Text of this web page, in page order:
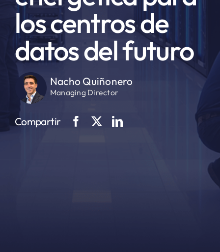
los centros de
datos del futuro
Nacho Quiñonero
Managing Director
Compartir